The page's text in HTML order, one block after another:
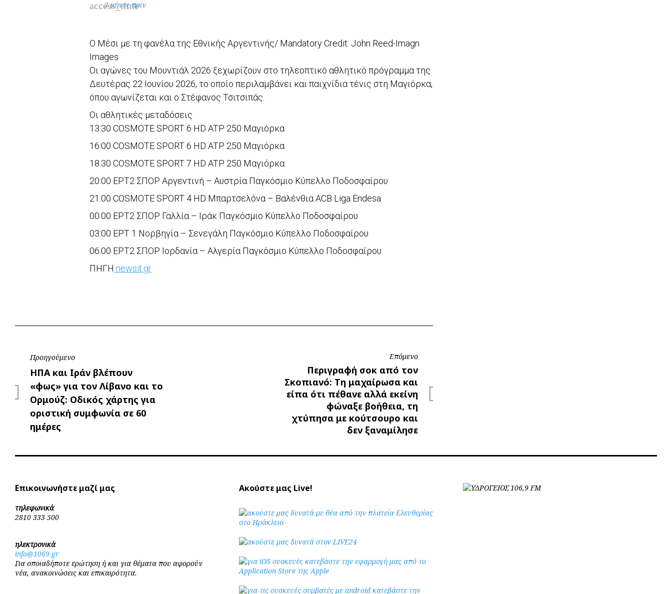
access_time
2 μήνες πριν
Ο Μέσι με τη φανέλα της Εθνικής Αργεντινής/ Mandatory Credit: John Reed-Imagn
Images
Οι αγώνες του Μουντιάλ 2026 ξεχωρίζουν στο τηλεοπτικό αθλητικό πρόγραμμα της
Δευτέρας 22 Ιουνίου 2026, το οποίο περιλαμβάνει και παιχνίδια τένις στη Μαγιόρκα,
όπου αγωνίζεται και ο Στέφανος Τσιτσιπάς.
Οι αθλητικές μεταδόσεις
13:30 COSMOTE SPORT 6 HD ATP 250 Μαγιόρκα
16:00 COSMOTE SPORT 6 HD ATP 250 Μαγιόρκα
18:30 COSMOTE SPORT 7 HD ATP 250 Μαγιόρκα
20:00 ΕΡΤ2 ΣΠΟΡ Αργεντινή – Αυστρία Παγκόσμιο Κύπελλο Ποδοσφαίρου
21:00 COSMOTE SPORT 4 HD Μπαρτσελόνα – Βαλένθια ACB Liga Endesa
00:00 ΕΡΤ2 ΣΠΟΡ Γαλλία – Ιράκ Παγκόσμιο Κύπελλο Ποδοσφαίρου
03:00 ΕΡΤ 1 Νορβηγία – Σενεγάλη Παγκόσμιο Κύπελλο Ποδοσφαίρου
06:00 ΕΡΤ2 ΣΠΟΡ Ιορδανία – Αλγερία Παγκόσμιο Κύπελλο Ποδοσφαίρου
ΠΗΓΗ newsit.gr
Πλοήγηση
άρθρων
Προηγούμενο
Προηγούμενο
ΗΠΑ και Ιράν βλέπουν
«φως» για τον Λίβανο και το
Ορμούζ: Οδικός χάρτης για
οριστική συμφωνία σε 60
ημέρες
Επόμενο
Επόμενο
Περιγραφή σοκ από τον
Σκοπιανό: Τη μαχαίρωσα και
είπα ότι πέθανε αλλά εκείνη
φώναξε βοήθεια, τη
χτύπησα με κούτσουρο και
δεν ξαναμίλησε
Επικοινωνήστε μαζί μας
τηλεφωνικά
2810 333 500
ηλεκτρονικά
info@1069.gr
Για οποιαδήποτε ερώτηση ή και για θέματα που αφορούν
νέα, ανακοινώσεις και επικαιρότητα.
Ακούστε μας Live!